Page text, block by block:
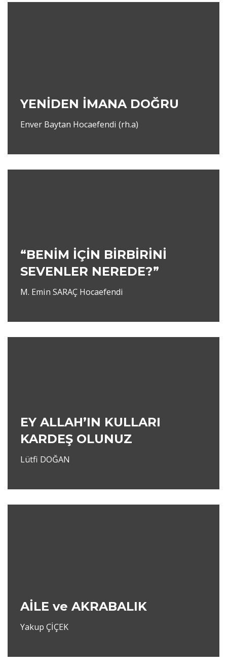
YENİDEN İMANA DOĞRU
Enver Baytan Hocaefendi (rh.a)
“BENİM İÇİN BİRBİRİNİ
SEVENLER NEREDE?”
M. Emin SARAÇ Hocaefendi
EY ALLAH’IN KULLARI
KARDEŞ OLUNUZ
Lütfi DOĞAN
AİLE ve AKRABALIK
Yakup ÇİÇEK